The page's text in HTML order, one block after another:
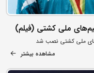
ملی کشتی (فیلم)
ملی کشتی نصب شد
مشاهده بیشتر